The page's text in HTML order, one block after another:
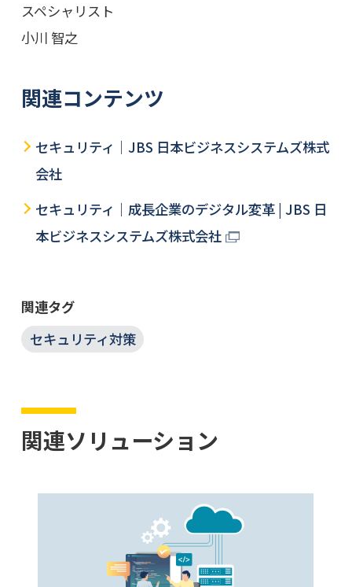
スペシャリスト
小川 智之
関連コンテンツ
セキュリティ｜JBS 日本ビジネスシステムズ株式
会社
セキュリティ｜成長企業のデジタル変革 | JBS 日
本ビジネスシステムズ株式会社
関連タグ
セキュリティ対策
関連ソリューション